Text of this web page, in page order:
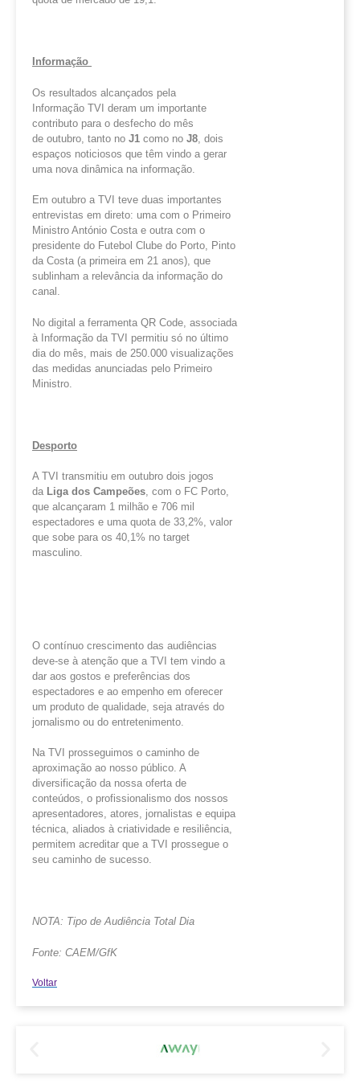
Informação
Os resultados alcançados pela
Informação TVI deram um importante
contributo para o desfecho do mês
de outubro, tanto no J1 como no J8 , dois
espaços noticiosos que têm vindo a gerar
uma nova dinâmica na informação.
Em outubro a TVI teve duas importantes
entrevistas em direto: uma com o Primeiro
Ministro António Costa e outra com o
presidente do Futebol Clube do Porto, Pinto
da Costa (a primeira em 21 anos), que
sublinham a relevância da informação do
canal.
No digital a ferramenta QR Code, associada
à Informação da TVI permitiu só no último
dia do mês, mais de 250.000 visualizações
das medidas anunciadas pelo Primeiro
Ministro.
Desporto
A TVI transmitiu em outubro dois jogos
da Liga dos Campeões, com o FC Porto,
que alcançaram 1 milhão e 706 mil
espectadores e uma quota de 33,2%, valor
que sobe para os 40,1% no target
masculino.
O contínuo crescimento das audiências
deve-se à atenção que a TVI tem vindo a
dar aos gostos e preferências dos
espectadores e ao empenho em oferecer
um produto de qualidade, seja através do
jornalismo ou do entretenimento.
Na TVI prosseguimos o caminho de
aproximação ao nosso público. A
diversificação da nossa oferta de
conteúdos, o profissionalismo dos nossos
apresentadores, atores, jornalistas e equipa
técnica, aliados à criatividade e resiliência,
permitem acreditar que a TVI prossegue o
seu caminho de sucesso.
NOTA: Tipo de Audiência Total Dia
Fonte: CAEM/GfK
Voltar